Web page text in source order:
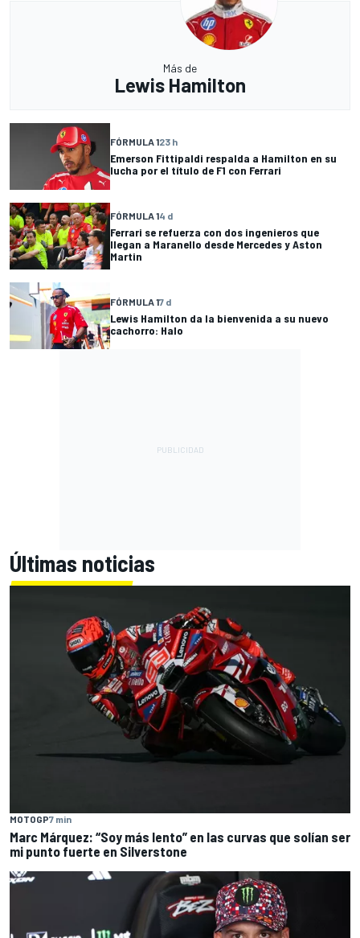
Más de
Lewis Hamilton
FÓRMULA 123 h
Emerson Fittipaldi respalda a Hamilton en su
lucha por el título de F1 con Ferrari
FÓRMULA 14 d
Ferrari se refuerza con dos ingenieros que
llegan a Maranello desde Mercedes y Aston
Martin
FÓRMULA 17 d
Lewis Hamilton da la bienvenida a su nuevo
cachorro: Halo
Últimas noticias
MOTOGP7 min
Marc Márquez: “Soy más lento” en las curvas que solían ser
mi punto fuerte en Silverstone